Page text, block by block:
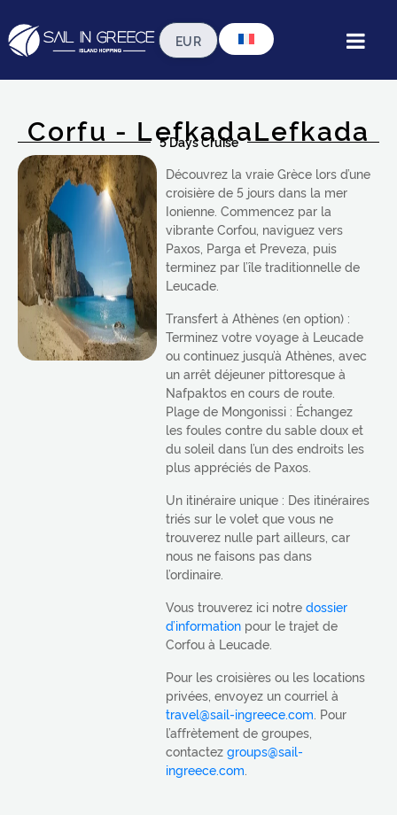
Corfu - LefkadaLefkada
5 Days Cruise
Découvrez la vraie Grèce lors d’une
croisière de 5 jours dans la mer
Ionienne. Commencez par la
vibrante Corfou, naviguez vers
Paxos, Parga et Preveza, puis
terminez par l’île traditionnelle de
Leucade.
Transfert à Athènes (en option) :
Terminez votre voyage à Leucade
ou continuez jusqu’à Athènes, avec
un arrêt déjeuner pittoresque à
Nafpaktos en cours de route.
Plage de Mongonissi : Échangez
les foules contre du sable doux et
du soleil dans l’un des endroits les
plus appréciés de Paxos.
Un itinéraire unique : Des itinéraires
triés sur le volet que vous ne
trouverez nulle part ailleurs, car
nous ne faisons pas dans
l’ordinaire.
Vous trouverez ici notre dossier
d’informationpour le trajet de
Corfou à Leucade.
Pour les croisières ou les locations
privées, envoyez un courriel à
travel@sail-ingreece.com . Pour
l’affrètement de groupes,
contactez groups@sail-
ingreece.com